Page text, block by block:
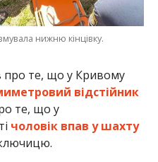
нижню кінцівку.
про те, що у Кривому
відстійник
те, що у
чоловік впав у шахту